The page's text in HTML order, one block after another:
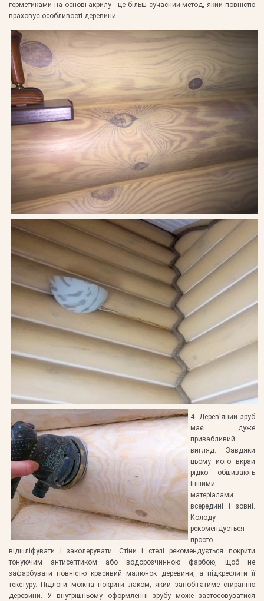
герметиками на основі акрилу - це більш сучасний метод, який повністю
враховує особливості деревини.
4. Дерев'яний зруб
має дуже
привабливий
вигляд. Завдяки
цьому його вкрай
рідко обшивають
іншими
матеріалами
всередині і зовні.
Колоду
рекомендується
просто
відшліфувати і заколерувати. Стіни і стелі рекомендується покрити
тонуючим антисептиком або водорозчинною фарбою, щоб не
зафарбувати повністю красивий малюнок деревини, а підкреслити її
текстуру. Підлоги можна покрити лаком, який запобігатиме стиранню
деревини. У внутрішньому оформленні зрубу може застосовуватися